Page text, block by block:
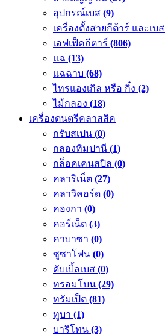
อุปกรณ์เบส (9)
เครื่องตั้งสายกีต้าร์ และเบส
เอฟเฟ็คกีตาร์ (806)
แฉ (13)
แฉฉาบ (68)
ไทรแองเกิล หรือ กิ๋ง (2)
ไม้กลอง (18)
เครื่องดนตรีคลาสสิค
กรับสเปน (0)
กลองทิมปานี (1)
กล็อคเคนสปิล (0)
คลาริเน็ต (27)
คลาวิคอร์ด (0)
คองกา (0)
คอร์เน็ต (3)
คาบาซา (0)
ซูซาโฟน (0)
ดับเบิ้ลเบส (0)
ทรอมโบน (29)
ทรัมเป็ต (81)
ทูบา (1)
บาริโทน (3)